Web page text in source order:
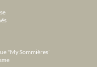
"My Sommières"